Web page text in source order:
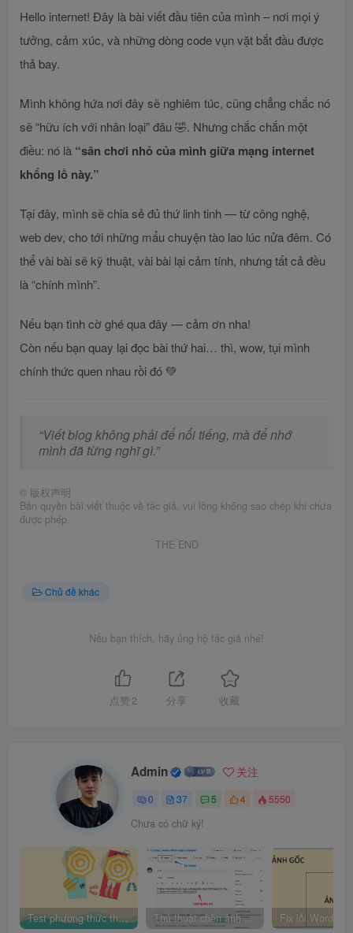
Hello internet! Đây là bài viết đầu tiên của mình – nơi mọi ý
tưởng, cảm xúc, và những dòng code vụn vặt bắt đầu được
thả bay.
Mình không hứa nơi đây sẽ nghiêm túc, cũng chẳng chắc nó
sẽ “hữu ích với nhân loại” đâu 🤣. Nhưng chắc chắn một
điều: nó là “sân chơi nhỏ của mình giữa mạng internet
khổng lồ này.”
Tại đây, mình sẽ chia sẻ đủ thứ linh tinh — từ công nghệ,
web dev, cho tới những mẩu chuyện tào lao lúc nửa đêm. Có
thể vài bài sẽ kỹ thuật, vài bài lại cảm tính, nhưng tất cả đều
là “chính mình”.
Nếu bạn tình cờ ghé qua đây — cảm ơn nha!
Còn nếu bạn quay lại đọc bài thứ hai… thì, wow, tụi mình
chính thức quen nhau rồi đó 💚
“Viết blog không phải để nổi tiếng, mà để nhớ
mình đã từng nghĩ gì.”
© 版权声明
Bản quyền bài viết thuộc về tác giả, vui lòng không sao chép khi chưa
được phép.
THE END
Chủ đề khác
Nếu bạn thích, hãy ủng hộ tác giả nhé!
点赞 2 分享 收藏
Admin 关注
0 37 5 4 5550
Chưa có chữ ký!
Test phương thức thanh toán mới Thủ thuật chèn ảnh trên Github